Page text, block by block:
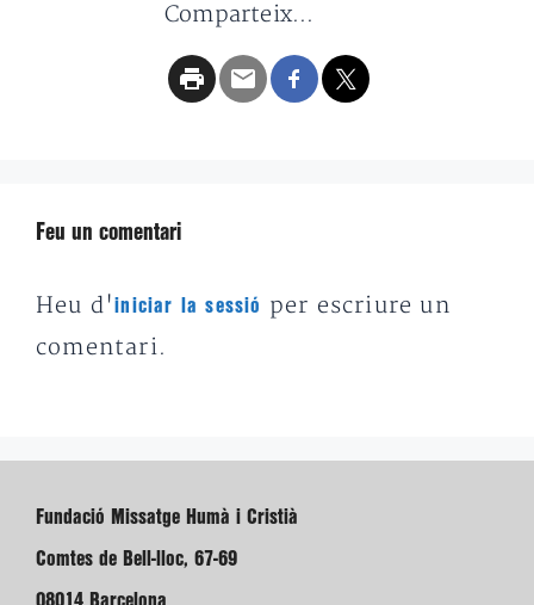
Comparteix...
Feu un comentari
Heu d'iniciar la sessió
per escriure un
comentari.
Fundació Missatge Humà i Cristià
Comtes de Bell-lloc, 67-69
08014 Barcelona